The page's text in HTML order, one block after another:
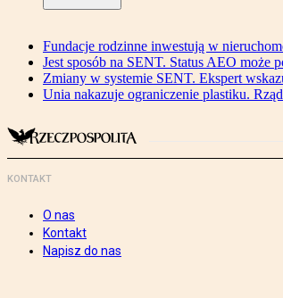
Fundacje rodzinne inwestują w
Jest sposób na SENT. Status AEO może
Zmiany w systemie SENT. Ekspert
Unia nakazuje ograniczenie plastiku.
KONTAKT
O nas
Kontakt
Napisz do nas